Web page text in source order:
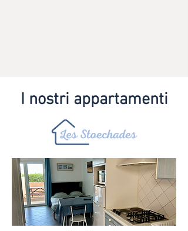
I nostri appartamenti